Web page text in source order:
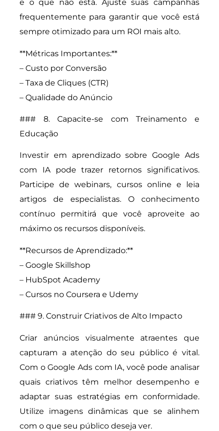
e o que não está. Ajuste suas campanhas
frequentemente para garantir que você está
sempre otimizado para um ROI mais alto.
**Métricas Importantes:**
– Custo por Conversão
– Taxa de Cliques (CTR)
– Qualidade do Anúncio
### 8. Capacite-se com Treinamento e
Educação
Investir em aprendizado sobre Google Ads
com IA pode trazer retornos significativos.
Participe de webinars, cursos online e leia
artigos de especialistas. O conhecimento
contínuo permitirá que você aproveite ao
máximo os recursos disponíveis.
**Recursos de Aprendizado:**
– Google Skillshop
– HubSpot Academy
– Cursos no Coursera e Udemy
### 9. Construir Criativos de Alto Impacto
Criar anúncios visualmente atraentes que
capturam a atenção do seu público é vital.
Com o Google Ads com IA, você pode analisar
quais criativos têm melhor desempenho e
adaptar suas estratégias em conformidade.
Utilize imagens dinâmicas que se alinhem
com o que seu público deseja ver.